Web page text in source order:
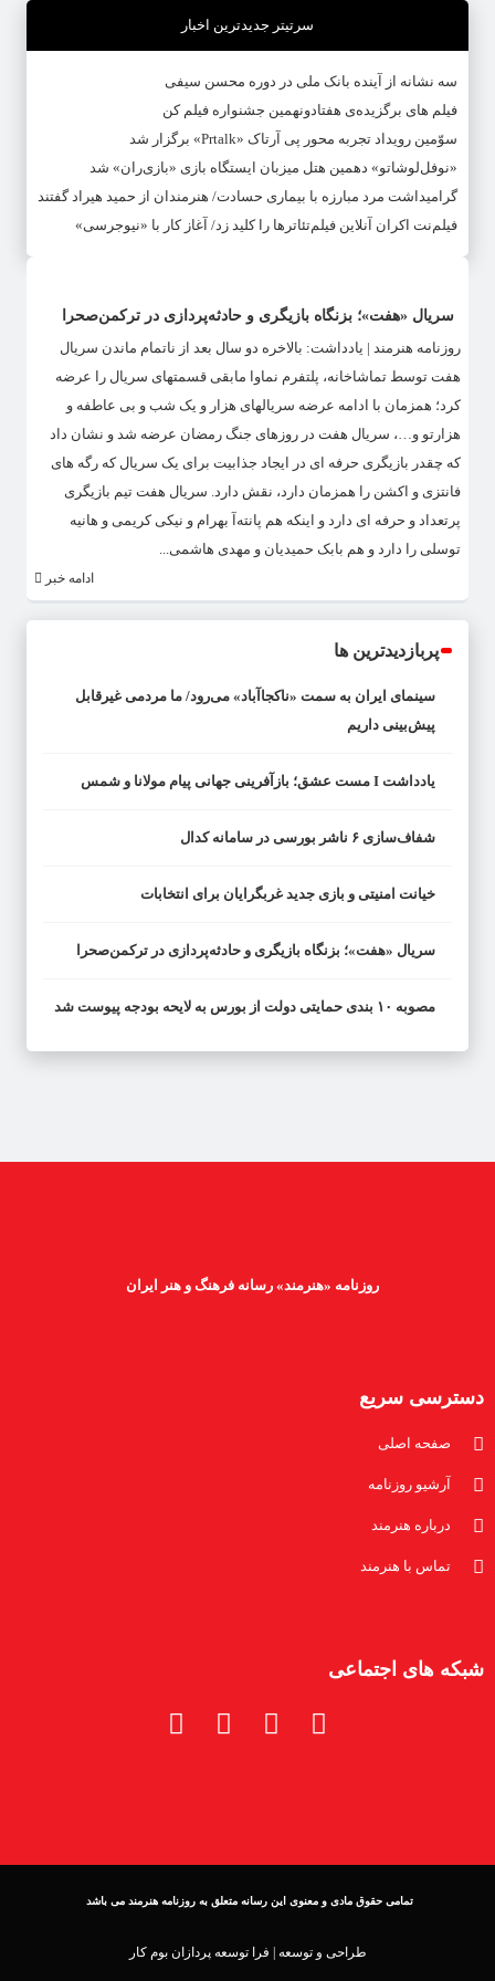
سرتیتر جدیدترین اخبار
سه نشانه از آینده بانک ملی در دوره محسن سیفی
فیلم های برگزیده‌ی هفتادونهمین جشنواره فیلم کن
سوّمین رویداد تجربه محور پی آرتاک «Prtalk» برگزار شد
«نوفل‌لوشاتو» دهمین هتل میزبان ایستگاه بازی «بازی‌ران» شد
گرامیداشت مرد مبارزه با بیماری حسادت/ هنرمندان از حمید هیراد گفتند
فیلم‌‎نت اکران آنلاین فیلم‌تئاترها را کلید زد/ آغاز کار با «نیوجرسی»
سریال «هفت»؛ بزنگاه بازیگری و حادثه‌پردازی در ترکمن‌صحرا
روزنامه هنرمند | یادداشت: بالاخره دو سال بعد از ناتمام ماندن سریال
هفت توسط تماشاخانه، پلتفرم نماوا مابقی قسمتهای سریال را عرضه
کرد؛ همزمان با ادامه عرضه سریالهای هزار و یک شب و بی عاطفه و
هزارتو و…، سریال هفت در روزهای جنگ رمضان عرضه شد و نشان داد
که چقدر بازیگری حرفه ای در ایجاد جذابیت برای یک سریال که رگه های
فانتزی و اکشن را همزمان دارد، نقش دارد. سریال هفت تیم بازیگری
پرتعداد و حرفه ای دارد و اینکه هم پانته‌آ بهرام و نیکی کریمی و هانیه
توسلی را دارد و هم بابک حمیدیان و مهدی هاشمی...
ادامه خبر
پربازدیدترین ها
سینمای ایران به سمت «ناکجاآباد» می‌رود/ ما مردمی غیرقابل
پیش‌بینی داریم
یادداشت I مست عشق؛ بازآفرینی جهانی پیام مولانا و شمس
شفاف‌سازی ۶ ناشر بورسی در سامانه کدال
خیانت امنیتی و بازی جدید غربگرایان برای انتخابات
سریال «هفت»؛ بزنگاه بازیگری و حادثه‌پردازی در ترکمن‌صحرا
مصوبه ۱۰ بندی حمایتی دولت از بورس به لایحه بودجه پیوست شد
روزنامه «هنرمند» رسانه فرهنگ و هنر ایران
دسترسی سریع
صفحه اصلی
آرشیو روزنامه
درباره هنرمند
تماس با هنرمند
شبکه های اجتماعی
تمامی حقوق مادی و معنوی این رسانه متعلق به روزنامه هنرمند می باشد
طراحی و توسعه | فرا توسعه پردازان بوم کار